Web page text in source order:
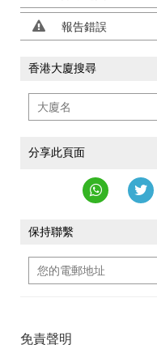
報告錯誤
香港大廈搜尋
分享此頁面
保持聯繫
免責聲明